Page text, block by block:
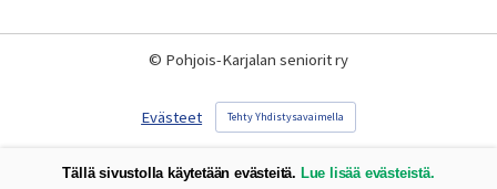
© Pohjois-Karjalan seniorit ry
Evästeet Tehty Yhdistysavaimella
Tällä sivustolla käytetään evästeitä. Lue lisää evästeistä.